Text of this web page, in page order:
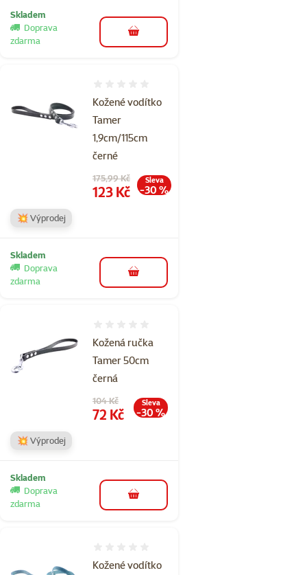
Skladem
Doprava
zdarma
do košíku
Kožené vodítko
Tamer
1,9cm/115cm
černé
Původní cena
175,99 Kč
Cena
123 Kč
Sleva
-30 %
💥 Výprodej
Skladem
Doprava
zdarma
do košíku
Kožená ručka
Tamer 50cm
černá
Původní cena
104 Kč
Cena
72 Kč
Sleva
-30 %
💥 Výprodej
Skladem
Doprava
zdarma
do košíku
Kožené vodítko